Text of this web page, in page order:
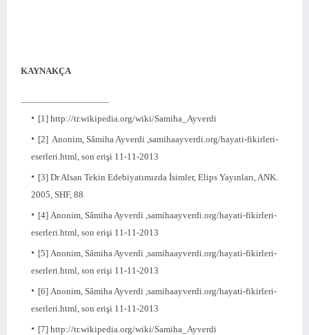
KAYNAKÇA
[1] http://tr.wikipedia.org/wiki/Samiha_Ayverdi
[2] Anonim, Sâmiha Ayverdi ,samihaayverdi.org/hayati-fikirleri-
eserleri.html, son erişi 11-11-2013
[3] Dr Alsan Tekin Edebiyatımızda İsimler, Elips Yayınları, ANK.
2005, SHF, 88
[4] Anonim, Sâmiha Ayverdi ,samihaayverdi.org/hayati-fikirleri-
eserleri.html, son erişi 11-11-2013
[5] Anonim, Sâmiha Ayverdi ,samihaayverdi.org/hayati-fikirleri-
eserleri.html, son erişi 11-11-2013
[6] Anonim, Sâmiha Ayverdi ,samihaayverdi.org/hayati-fikirleri-
eserleri.html, son erişi 11-11-2013
[7] http://tr.wikipedia.org/wiki/Samiha_Ayverdi